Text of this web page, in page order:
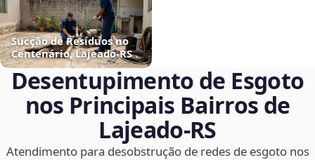
Sucção de Resíduos no
Centenário, Lajeado‑RS
Desentupimento de Esgoto
nos Principais Bairros de
Lajeado‑RS
Atendimento para desobstrução de redes de esgoto nos